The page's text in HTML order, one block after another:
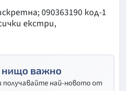
090363190 код-1
екстри,
нищо важно
получавайте най-новото от